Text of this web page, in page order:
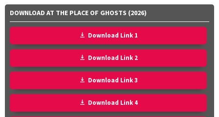
DOWNLOAD AT THE PLACE OF GHOSTS (2026)
Download Link 1
Download Link 2
Download Link 3
Download Link 4